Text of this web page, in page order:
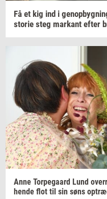
Få et kig ind i
sto­rie steg mar­kant efter
Anne Tor­pe­gaard Lund
hende flot til sin søns